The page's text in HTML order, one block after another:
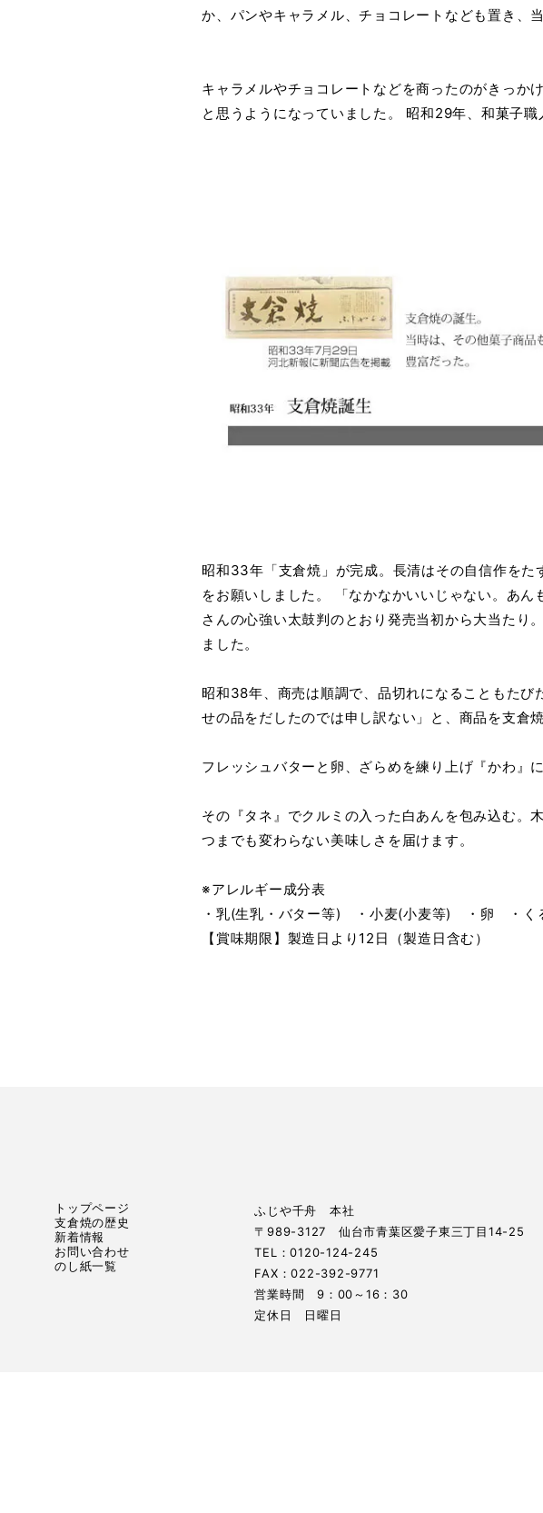
か、パンやキャラメル、チョコレートなども置き、
キャラメルやチョコレートなどを商ったのがきっか
と思うようになっていました。 昭和29年、和菓子
昭和33年「支倉焼」が完成。長清はその自信作を
をお願いしました。 「なかなかいいじゃない。あ
さんの心強い太鼓判のとおり発売当初から大当たり
ました。
昭和38年、商売は順調で、品切れになることもた
せの品をだしたのでは申し訳ない」と、商品を支倉
フレッシュバターと卵、ざらめを練り上げ『かわ』
その『タネ』でクルミの入った白あんを包み込む。
つまでも変わらない美味しさを届けます。
※アレルギー成分表
・乳(生乳・バター等) ・小麦(小麦等) ・卵 ・
【賞味期限】製造日より12日（製造日含む）
ふじや千舟 本社
〒989-3127 仙台市青葉区愛子東三丁目14-25
TEL：0120-124-245
FAX：022-392-9771
営業時間 9：00～16：30
定休日 日曜日
トップページ
支倉焼の歴史
新着情報
お問い合わせ
のし紙一覧